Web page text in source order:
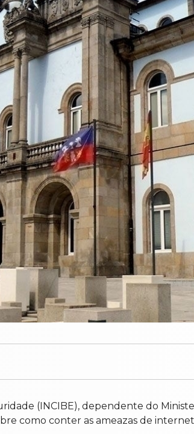
(INCIBE), dependente do
como conter as ameazas de